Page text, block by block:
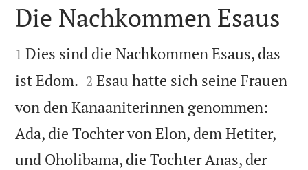

Die Nachkommen Esaus

1 Dies sind die Nachkommen Esaus, das
ist Edom. 

2 Esau hatte sich seine Frauen
von den Kanaaniterinnen genommen:
Ada, die Tochter von Elon, dem Hetiter,
und Oholibama, die Tochter Anas, der